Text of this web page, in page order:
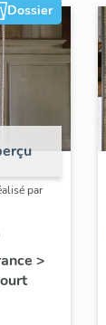
Dossier
par
>